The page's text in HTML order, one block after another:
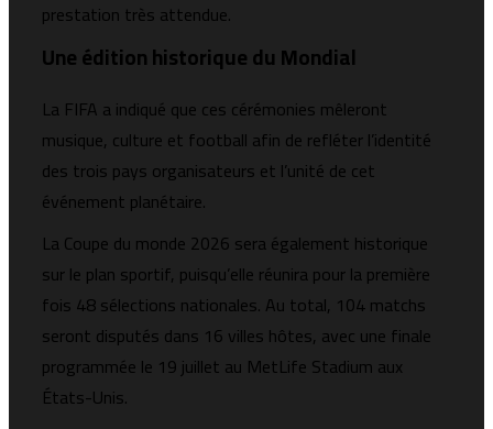
prestation très attendue.
Une édition historique du Mondial
La FIFA a indiqué que ces cérémonies mêleront
musique, culture et football afin de refléter l’identité
des trois pays organisateurs et l’unité de cet
événement planétaire.
La Coupe du monde 2026 sera également historique
sur le plan sportif, puisqu’elle réunira pour la première
fois 48 sélections nationales. Au total, 104 matchs
seront disputés dans 16 villes hôtes, avec une finale
programmée le 19 juillet au MetLife Stadium aux
États-Unis.